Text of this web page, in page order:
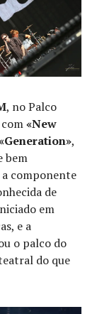
, no Palco
com«New
,
bem
a componente
de
em
e a
o palco do
do que